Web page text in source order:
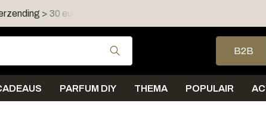
> 30 euro in NL en BE
Gebruik de pijltjes op en neer
B2B
PARFUM DIY THEMA POPULAIR